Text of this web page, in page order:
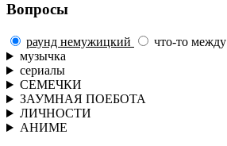
Вопросы
раунд немужицкий что-то между
музычка
сериалы
СЕМЕЧКИ
ЗАУМНАЯ ПОЕБОТА
ЛИЧНОСТИ
АНИМЕ